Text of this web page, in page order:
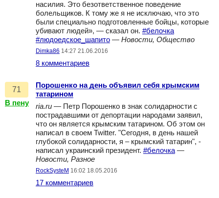
насилия. Это безответственное поведение
болельщиков. К тому же я не исключаю, что это
были специально подготовленные бойцы, которые
убивают людей», — сказал он. #белочка
#людоедское_шапито — Новости, Общество
Dimka86 14:27 21.06.2016
8 комментариев
71
В пену
Порошенко на день объявил себя крымским
татарином
ria.ru — Петр Порошенко в знак солидарности с
пострадавшими от депортации народами заявил,
что он является крымским татарином. Об этом он
написал в своем Twitter. "Сегодня, в день нашей
глубокой солидарности, я – крымский татарин", -
написал украинский президент. #белочка —
Новости, Разное
RockSysteM 16:02 18.05.2016
17 комментариев